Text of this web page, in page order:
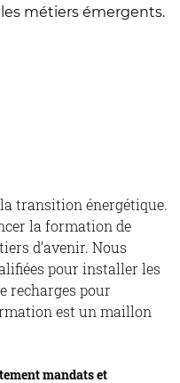
métiers émergents.
transition énergétique.
la formation de
d’avenir. Nous
pour installer les
recharges pour
est un maillon
mandats et